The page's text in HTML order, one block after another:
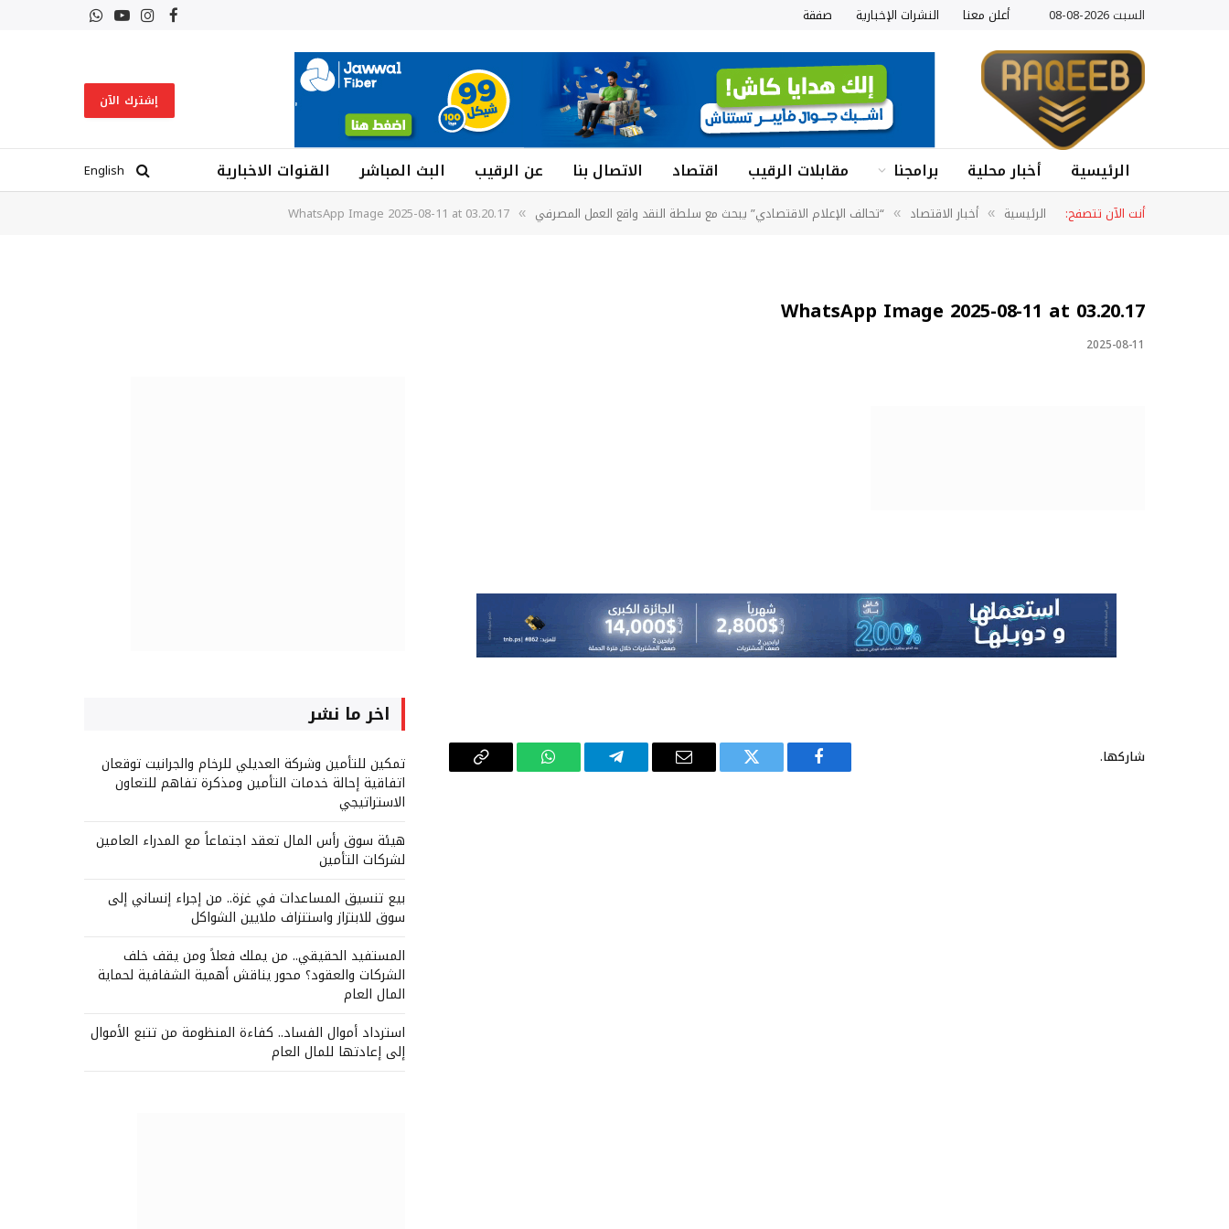
السبت 2026-08-08 أعلن معنا النشرات الإخبارية صفقة فيسبوكالانستغرام
يوتيوبواتساب
إشترك الآن
الرئيسية أخبار محلية برامجنا مقابلات الرقيب اقتصاد الاتصال بنا عن الرقيب البث المباشر القنوات الاخبارية
English
أنت الآن تتصفح:
الرئيسية » أخبار الاقتصاد » “تحالف الإعلام الاقتصادي” يبحث مع سلطة النقد واقع العمل المصرفي »
WhatsApp Image 2025-08-11 at 03.20.17
WhatsApp Image 2025-08-11 at 03.20.17
2025-08-11
شاركها.
فيسبوك تويتر
البريد
تيلقرام واتساب
Copy
اخر ما نشر
تمكين للتأمين وشركة العديلي للرخام والجرانيت توقعان
اتفاقية إحالة خدمات التأمين ومذكرة تفاهم للتعاون
الاستراتيجي
هيئة سوق رأس المال تعقد اجتماعاً مع المدراء العامين
لشركات التأمين
بيع تنسيق المساعدات في غزة.. من إجراء إنساني إلى
سوق للابتزاز واستنزاف ملايين الشواكل
المستفيد الحقيقي.. من يملك فعلاً ومن يقف خلف
الشركات والعقود؟ محور يناقش أهمية الشفافية لحماية
المال العام
استرداد أموال الفساد.. كفاءة المنظومة من تتبع الأموال
إلى إعادتها للمال العام